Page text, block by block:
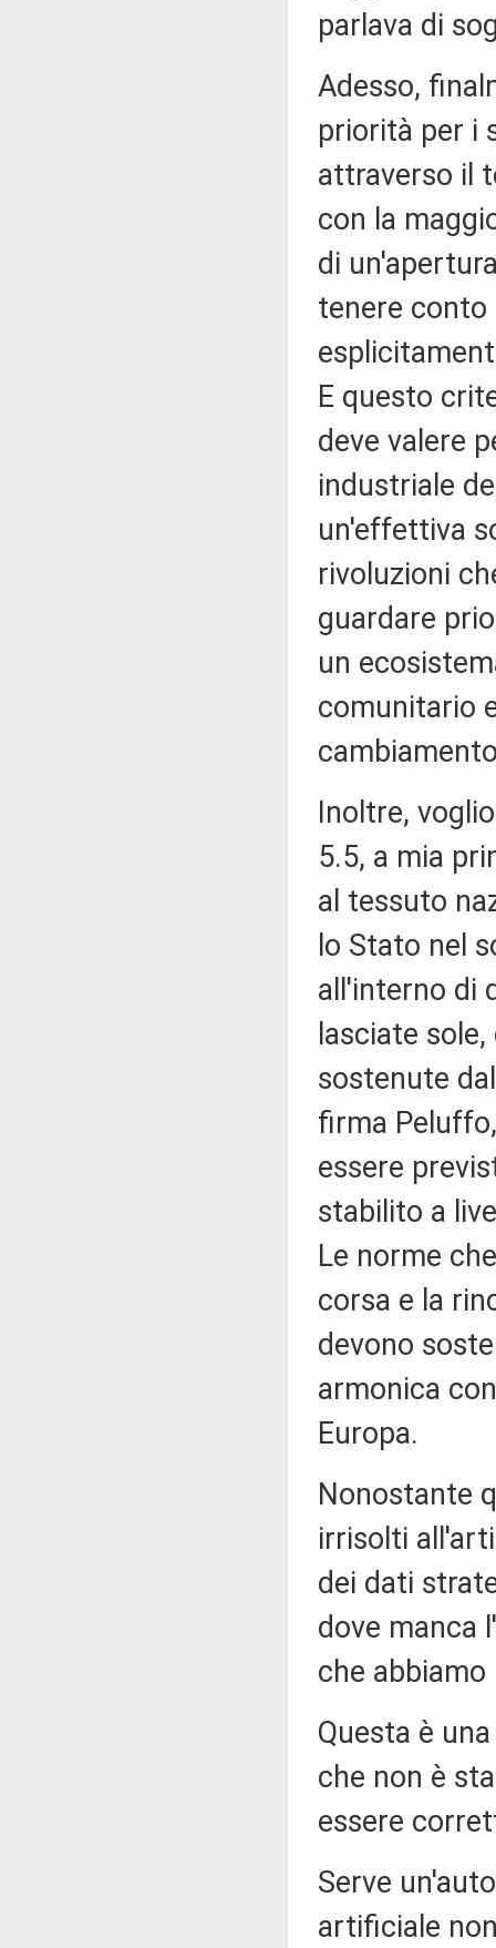
parlava di
Adesso,
priorità per i
attraverso il
con la
di
tenere conto
E questo
deve valere
industriale
un'effettiva
rivoluzioni
guardare
un
comunitario
Inoltre,
5.5, a mia
al tessuto
lo Stato nel
all'interno di
lasciate
sostenute
firma
essere
stabilito a
Le norme
corsa e la
devono
armonica
Europa.
Nonostante
irrisolti
dei dati
dove manca
che
Questa è
che non è
essere
Serve
artificiale